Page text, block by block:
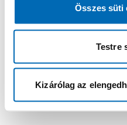
Összes süti
Testre
Kizárólag az